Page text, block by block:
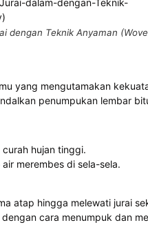
dengan Teknik Anyaman
yang mengutamakan
penumpukan lembar
hujan tinggi.
merembes di sela-sela.
atap hingga melewati jurai
dengan cara menumpuk dan